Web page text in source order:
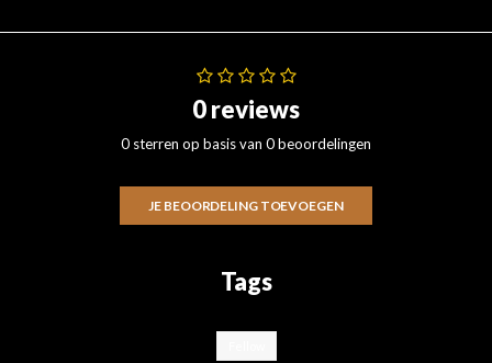
0 reviews
0 sterren op basis van 0 beoordelingen
JE BEOORDELING TOEVOEGEN
Tags